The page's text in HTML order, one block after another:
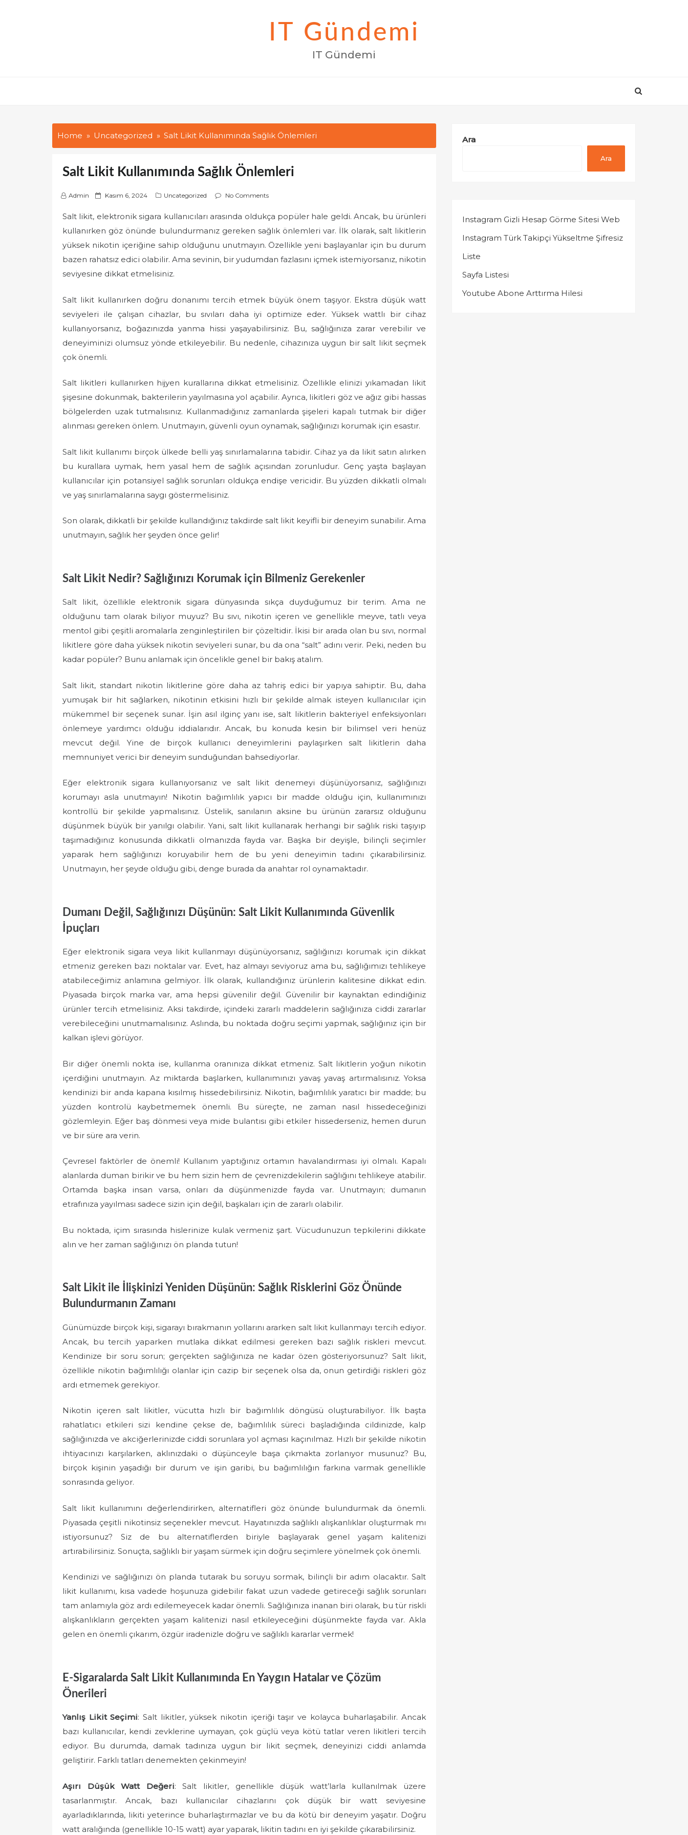
IT Gündemi
IT Gündemi
Home Uncategorized Salt Likit Kullanımında Sağlık Önlemleri
Salt Likit Kullanımında Sağlık Önlemleri
Admin
P
s
t
o
n
Kasım 6, 2024 Uncategorized No Comments
Salt likit, elektronik sigara kullanıcıları arasında oldukça popüler hale geldi. Ancak, bu ürünleri
kullanırken göz önünde bulundurmanız gereken sağlık önlemleri var. İlk olarak, salt likitlerin
yüksek nikotin içeriğine sahip olduğunu unutmayın. Özellikle yeni başlayanlar için bu durum
bazen rahatsız edici olabilir. Ama sevinin, bir yudumdan fazlasını içmek istemiyorsanız, nikotin
seviyesine dikkat etmelisiniz.
Salt likit kullanırken doğru donanımı tercih etmek büyük önem taşıyor. Ekstra düşük watt
seviyeleri ile çalışan cihazlar, bu sıvıları daha iyi optimize eder. Yüksek wattlı bir cihaz
kullanıyorsanız, boğazınızda yanma hissi yaşayabilirsiniz. Bu, sağlığınıza zarar verebilir ve
deneyiminizi olumsuz yönde etkileyebilir. Bu nedenle, cihazınıza uygun bir salt likit seçmek
çok önemli.
Salt likitleri kullanırken hijyen kurallarına dikkat etmelisiniz. Özellikle elinizi yıkamadan likit
şişesine dokunmak, bakterilerin yayılmasına yol açabilir. Ayrıca, likitleri göz ve ağız gibi hassas
bölgelerden uzak tutmalısınız. Kullanmadığınız zamanlarda şişeleri kapalı tutmak bir diğer
alınması gereken önlem. Unutmayın, güvenli oyun oynamak, sağlığınızı korumak için esastır.
Salt likit kullanımı birçok ülkede belli yaş sınırlamalarına tabidir. Cihaz ya da likit satın alırken
bu kurallara uymak, hem yasal hem de sağlık açısından zorunludur. Genç yaşta başlayan
kullanıcılar için potansiyel sağlık sorunları oldukça endişe vericidir. Bu yüzden dikkatli olmalı
ve yaş sınırlamalarına saygı göstermelisiniz.
Son olarak, dikkatli bir şekilde kullandığınız takdirde salt likit keyifli bir deneyim sunabilir. Ama
unutmayın, sağlık her şeyden önce gelir!
Salt Likit Nedir? Sağlığınızı Korumak için Bilmeniz Gerekenler
Salt likit, özellikle elektronik sigara dünyasında sıkça duyduğumuz bir terim. Ama ne
olduğunu tam olarak biliyor muyuz? Bu sıvı, nikotin içeren ve genellikle meyve, tatlı veya
mentol gibi çeşitli aromalarla zenginleştirilen bir çözeltidir. İkisi bir arada olan bu sıvı, normal
likitlere göre daha yüksek nikotin seviyeleri sunar, bu da ona “salt” adını verir. Peki, neden bu
kadar popüler? Bunu anlamak için öncelikle genel bir bakış atalım.
Salt likit, standart nikotin likitlerine göre daha az tahriş edici bir yapıya sahiptir. Bu, daha
yumuşak bir hit sağlarken, nikotinin etkisini hızlı bir şekilde almak isteyen kullanıcılar için
mükemmel bir seçenek sunar. İşin asıl ilginç yanı ise, salt likitlerin bakteriyel enfeksiyonları
önlemeye yardımcı olduğu iddialarıdır. Ancak, bu konuda kesin bir bilimsel veri henüz
mevcut değil. Yine de birçok kullanıcı deneyimlerini paylaşırken salt likitlerin daha
memnuniyet verici bir deneyim sunduğundan bahsediyorlar.
Eğer elektronik sigara kullanıyorsanız ve salt likit denemeyi düşünüyorsanız, sağlığınızı
korumayı asla unutmayın! Nikotin bağımlılık yapıcı bir madde olduğu için, kullanımınızı
kontrollü bir şekilde yapmalısınız. Üstelik, sanılanın aksine bu ürünün zararsız olduğunu
düşünmek büyük bir yanılgı olabilir. Yani, salt likit kullanarak herhangi bir sağlık riski taşıyıp
taşımadığınız konusunda dikkatli olmanızda fayda var. Başka bir deyişle, bilinçli seçimler
yaparak hem sağlığınızı koruyabilir hem de bu yeni deneyimin tadını çıkarabilirsiniz.
Unutmayın, her şeyde olduğu gibi, denge burada da anahtar rol oynamaktadır.
Dumanı Değil, Sağlığınızı Düşünün: Salt Likit Kullanımında Güvenlik
İpuçları
Eğer elektronik sigara veya likit kullanmayı düşünüyorsanız, sağlığınızı korumak için dikkat
etmeniz gereken bazı noktalar var. Evet, haz almayı seviyoruz ama bu, sağlığımızı tehlikeye
atabileceğimiz anlamına gelmiyor. İlk olarak, kullandığınız ürünlerin kalitesine dikkat edin.
Piyasada birçok marka var, ama hepsi güvenilir değil. Güvenilir bir kaynaktan edindiğiniz
ürünler tercih etmelisiniz. Aksi takdirde, içindeki zararlı maddelerin sağlığınıza ciddi zararlar
verebileceğini unutmamalısınız. Aslında, bu noktada doğru seçimi yapmak, sağlığınız için bir
kalkan işlevi görüyor.
Bir diğer önemli nokta ise, kullanma oranınıza dikkat etmeniz. Salt likitlerin yoğun nikotin
içerdiğini unutmayın. Az miktarda başlarken, kullanımınızı yavaş yavaş artırmalısınız. Yoksa
kendinizi bir anda kapana kısılmış hissedebilirsiniz. Nikotin, bağımlılık yaratıcı bir madde; bu
yüzden kontrolü kaybetmemek önemli. Bu süreçte, ne zaman nasıl hissedeceğinizi
gözlemleyin. Eğer baş dönmesi veya mide bulantısı gibi etkiler hissederseniz, hemen durun
ve bir süre ara verin.
Çevresel faktörler de önemli! Kullanım yaptığınız ortamın havalandırması iyi olmalı. Kapalı
alanlarda duman birikir ve bu hem sizin hem de çevrenizdekilerin sağlığını tehlikeye atabilir.
Ortamda başka insan varsa, onları da düşünmenizde fayda var. Unutmayın; dumanın
etrafınıza yayılması sadece sizin için değil, başkaları için de zararlı olabilir.
Bu noktada, içim sırasında hislerinize kulak vermeniz şart. Vücudunuzun tepkilerini dikkate
alın ve her zaman sağlığınızı ön planda tutun!
Salt Likit ile İlişkinizi Yeniden Düşünün: Sağlık Risklerini Göz Önünde
Bulundurmanın Zamanı
Günümüzde birçok kişi, sigarayı bırakmanın yollarını ararken salt likit kullanmayı tercih ediyor.
Ancak, bu tercih yaparken mutlaka dikkat edilmesi gereken bazı sağlık riskleri mevcut.
Kendinize bir soru sorun; gerçekten sağlığınıza ne kadar özen gösteriyorsunuz? Salt likit,
özellikle nikotin bağımlılığı olanlar için cazip bir seçenek olsa da, onun getirdiği riskleri göz
ardı etmemek gerekiyor.
Nikotin içeren salt likitler, vücutta hızlı bir bağımlılık döngüsü oluşturabiliyor. İlk başta
rahatlatıcı etkileri sizi kendine çekse de, bağımlılık süreci başladığında cildinizde, kalp
sağlığınızda ve akciğerlerinizde ciddi sorunlara yol açması kaçınılmaz. Hızlı bir şekilde nikotin
ihtiyacınızı karşılarken, aklınızdaki o düşünceyle başa çıkmakta zorlanıyor musunuz? Bu,
birçok kişinin yaşadığı bir durum ve işin garibi, bu bağımlılığın farkına varmak genellikle
sonrasında geliyor.
Salt likit kullanımını değerlendirirken, alternatifleri göz önünde bulundurmak da önemli.
Piyasada çeşitli nikotinsiz seçenekler mevcut. Hayatınızda sağlıklı alışkanlıklar oluşturmak mı
istiyorsunuz? Siz de bu alternatiflerden biriyle başlayarak genel yaşam kalitenizi
artırabilirsiniz. Sonuçta, sağlıklı bir yaşam sürmek için doğru seçimlere yönelmek çok önemli.
Kendinizi ve sağlığınızı ön planda tutarak bu soruyu sormak, bilinçli bir adım olacaktır. Salt
likit kullanımı, kısa vadede hoşunuza gidebilir fakat uzun vadede getireceği sağlık sorunları
tam anlamıyla göz ardı edilemeyecek kadar önemli. Sağlığınıza inanan biri olarak, bu tür riskli
alışkanlıkların gerçekten yaşam kalitenizi nasıl etkileyeceğini düşünmekte fayda var. Akla
gelen en önemli çıkarım, özgür iradenizle doğru ve sağlıklı kararlar vermek!
E-Sigaralarda Salt Likit Kullanımında En Yaygın Hatalar ve Çözüm
Önerileri
Yanlış Likit Seçimi: Salt likitler, yüksek nikotin içeriği taşır ve kolayca buharlaşabilir. Ancak
bazı kullanıcılar, kendi zevklerine uymayan, çok güçlü veya kötü tatlar veren likitleri tercih
ediyor. Bu durumda, damak tadınıza uygun bir likit seçmek, deneyinizi ciddi anlamda
geliştirir. Farklı tatları denemekten çekinmeyin!
Aşırı Düşük Watt Değeri: Salt likitler, genellikle düşük watt’larla kullanılmak üzere
tasarlanmıştır. Ancak, bazı kullanıcılar cihazlarını çok düşük bir watt seviyesine
ayarladıklarında, likiti yeterince buharlaştırmazlar ve bu da kötü bir deneyim yaşatır. Doğru
watt aralığında (genellikle 10-15 watt) ayar yaparak, likitin tadını en iyi şekilde çıkarabilirsiniz.
Ara
Ara
Instagram Gizli Hesap Görme Sitesi Web
Instagram Türk Takipçi Yükseltme Şifresiz
Liste
Sayfa Listesi
Youtube Abone Arttırma Hilesi